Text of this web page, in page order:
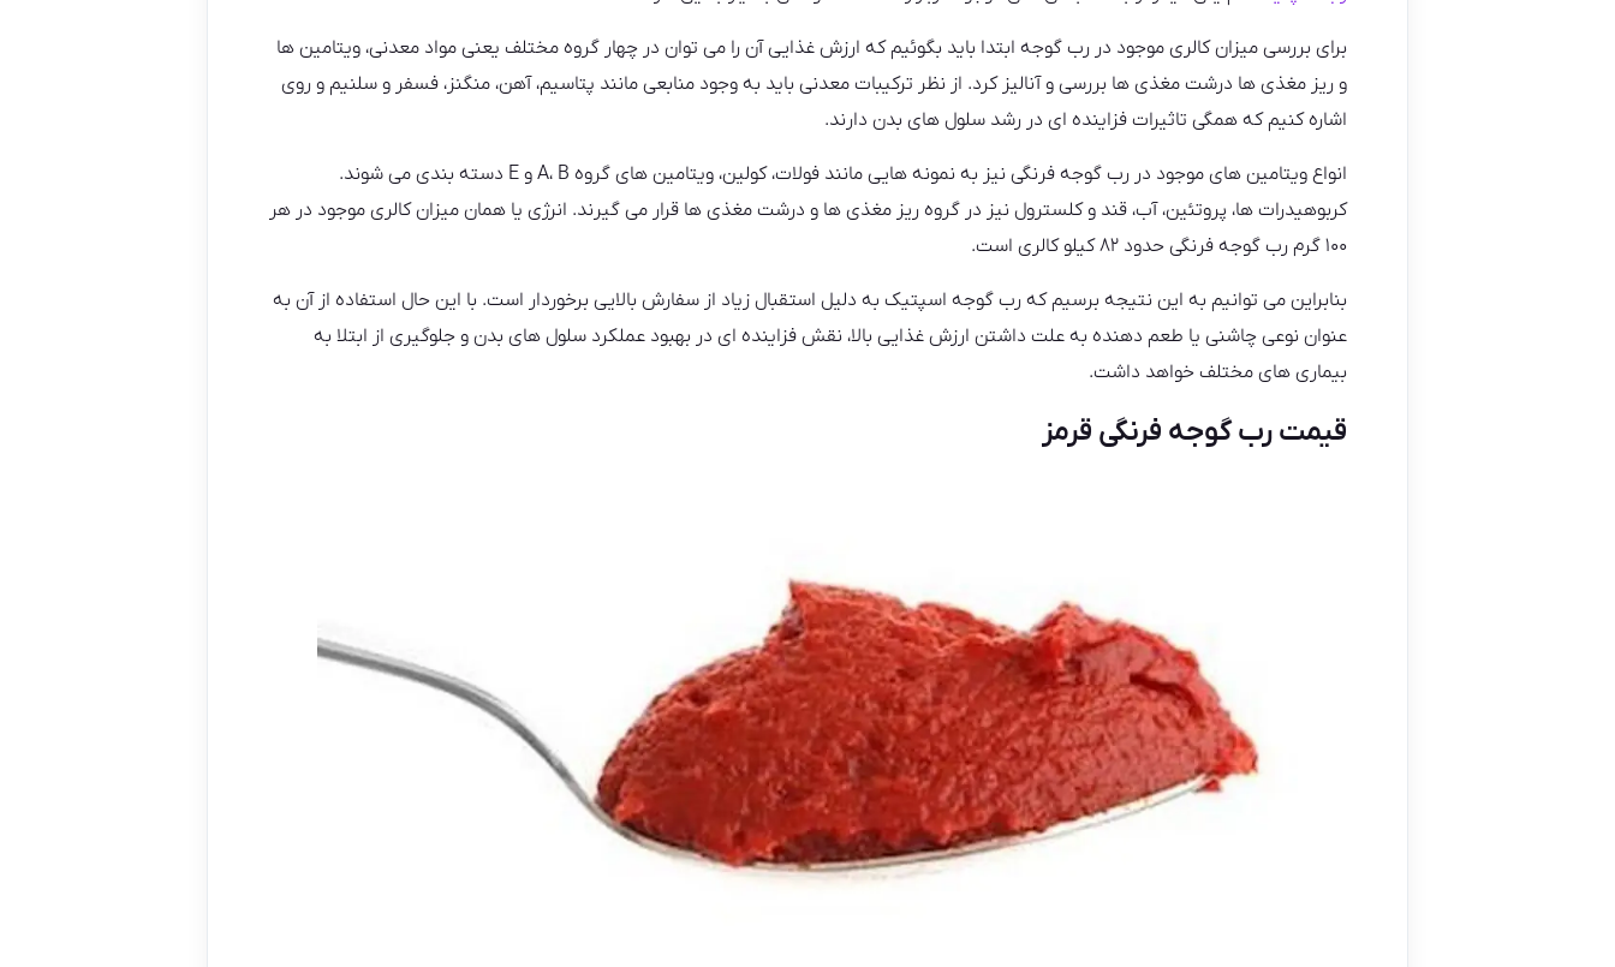
برای بررسی میزان کالری موجود در رب گوجه ابتدا باید بگوئیم که ارزش غذایی آن را می توان در چهار گروه مختلف یعنی مواد معدنی، ویتامین ها
و ریز مغذی ها درشت مغذی ها بررسی و آنالیز کرد. از نظر ترکیبات معدنی باید به وجود منابعی مانند پتاسیم، آهن، منگنز، فسفر و سلنیم و روی
اشاره کنیم که همگی تاثیرات فزاینده ای در رشد سلول های بدن دارند.
انواع ویتامین های موجود در رب گوجه فرنگی نیز به نمونه هایی مانند فولات، کولین، ویتامین های گروه A، B و E دسته بندی می شوند.
کربوهیدرات ها، پروتئین، آب، قند و کلسترول نیز در گروه ریز مغذی ها و درشت مغذی ها قرار می گیرند. انرژی یا همان میزان کالری موجود در هر
۱۰۰ گرم رب گوجه فرنگی حدود ۸۲ کیلو کالری است.
بنابراین می توانیم به این نتیجه برسیم که رب گوجه اسپتیک به دلیل استقبال زیاد از سفارش بالایی برخوردار است. با این حال استفاده از آن به
عنوان نوعی چاشنی یا طعم دهنده به علت داشتن ارزش غذایی بالا، نقش فزاینده ای در بهبود عملکرد سلول های بدن و جلوگیری از ابتلا به
بیماری های مختلف خواهد داشت.
قیمت رب گوجه فرنگی قرمز